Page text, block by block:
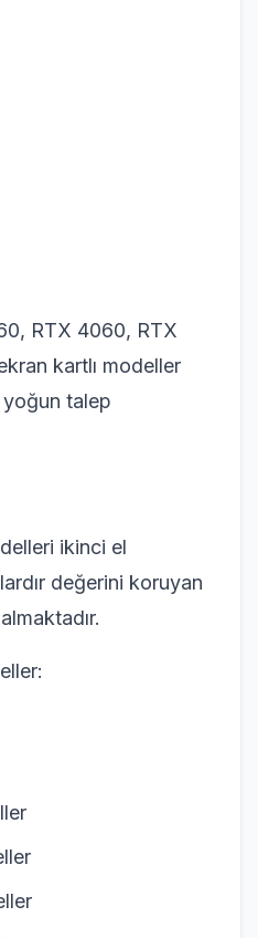
RTX 4060, RTX
kartlı modeller
yoğun talep
ikinci el
değerini koruyan